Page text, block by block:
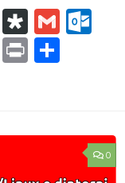
WhatsApp
Diaspora
Gmail
CopyPrint
0